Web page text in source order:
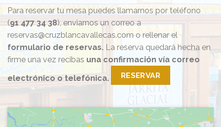
Para reservar tu mesa puedes llamarnos por teléfono
(91 477 34 38), enviarnos un correo a
reservas@cruzblancavallecas.com o rellenar el
formulario de reservas. La reserva quedará hecha en
firme una vez recibas una confirmación vía correo
electrónico o telefónica. RESERVAR